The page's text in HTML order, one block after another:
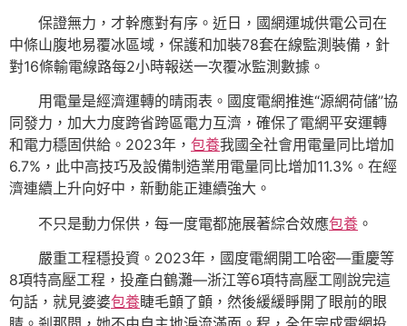
保證無力，才幹應對有序。近日，國網運城供電公司在
中條山腹地易覆冰區域，保護和加裝78套在線監測裝備，針
對16條輸電線路每2小時報送一次覆冰監測數據。
用電量是經濟運轉的晴雨表。國度電網推進“源網荷儲”協
同發力，加大力度跨省跨區電力互濟，確保了電網平安運轉
和電力穩固供給。2023年， 包養我國全社會用電量同比增加
6.7%，此中高技巧及設備制造業用電量同比增加11.3%。在經
濟連續上升向好中，新動能正連續強大。
不只是動力保供，每一度電都施展著綜合效應包養 。
嚴重工程穩投資。2023年，國度電網開工哈密—重慶等
8項特高壓工程，投產白鶴灘—浙江等6項特高壓工剛說完這
句話，就見婆婆包養睫毛顫了顫，然後緩緩睜開了眼前的眼